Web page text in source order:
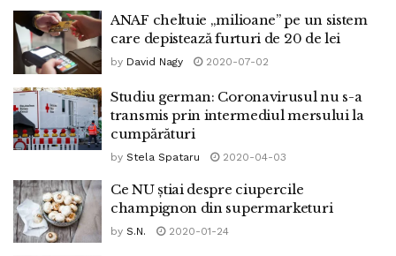
ANAF cheltuie „milioane” pe un sistem
care depistează furturi de 20 de lei
by David Nagy 2020-07-02
Studiu german: Coronavirusul nu s-a
transmis prin intermediul mersului la
cumpărături
by Stela Spataru 2020-04-03
Ce NU știai despre ciupercile
champignon din supermarketuri
by S.N. 2020-01-24